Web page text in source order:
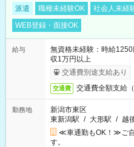
派遣 職種未経験OK 社会人未経
WEB登録・面接OK
給与
無資格未経験：時給
収1万円以上
交通費別途支給あり
交通費 交通費全額支給
勤務地
新潟市東区
東新潟駅 / 大形駅 / 越
≪車通勤もOK！≫ご自
す。